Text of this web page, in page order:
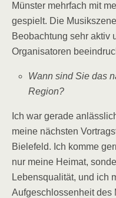
Münster mehrfach mit
gespielt. Die
Beobachtung sehr aktiv
Organisatoren
Wann sind Sie das
Region?
Ich war gerade
meine nächsten
Bielefeld. Ich komme
nur meine Heimat,
Lebensqualität, und ich
Aufgeschlossenheit des